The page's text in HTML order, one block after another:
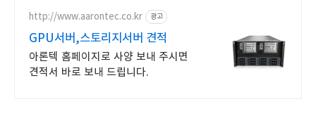
http://www.aarontec.co.kr 광고
GPU서버,스토리지서버 견적
아론텍 홈페이지로 사양 보내 주시면
견적서 바로 보내 드립니다.